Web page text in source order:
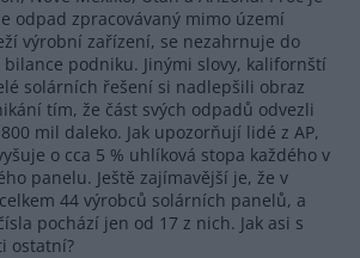
odpad zpracovávaný mimo území
výrobní zařízení, se nezahrnuje do
bilance podniku. Jinými slovy, kalifornští
solárních řešení si nadlepšili obraz
tím, že část svých odpadů odvezli
mil daleko. Jak upozorňují lidé z AP,
o cca 5 % uhlíková stopa každého v
panelu. Ještě zajímavější je, že v
44 výrobců solárních panelů, a
pochází jen od 17 z nich. Jak asi s
ostatní?